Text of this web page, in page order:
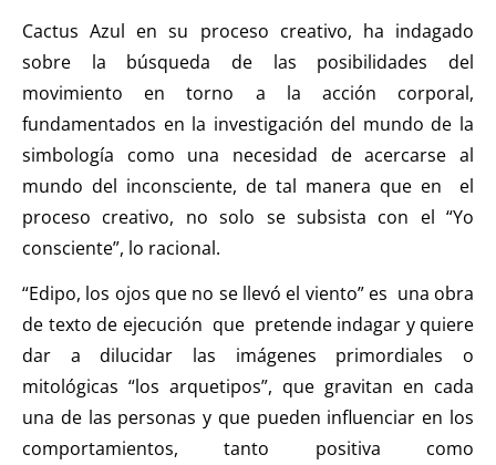
Cactus Azul en su proceso creativo, ha indagado
sobre la búsqueda de las posibilidades del
movimiento en torno a la acción corporal,
fundamentados en la investigación del mundo de la
simbología como una necesidad de acercarse al
mundo del inconsciente, de tal manera que en el
proceso creativo, no solo se subsista con el “Yo
consciente”, lo racional.
“Edipo, los ojos que no se llevó el viento” es una obra
de texto de ejecución que pretende indagar y quiere
dar a dilucidar las imágenes primordiales o
mitológicas “los arquetipos”, que gravitan en cada
una de las personas y que pueden influenciar en los
comportamientos, tanto positiva como